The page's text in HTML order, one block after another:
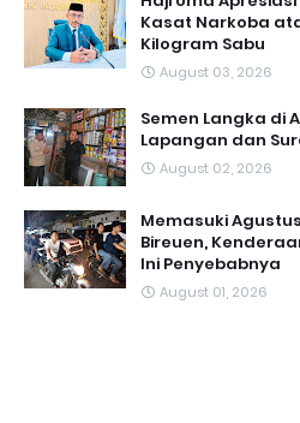
Kasat Narkoba
Kilogram Sabu
August 03, 2026
Semen Langka di
Lapangan dan
August 02, 2026
Memasuki
Bireuen,
Ini Penyebabnya
August 01, 2026